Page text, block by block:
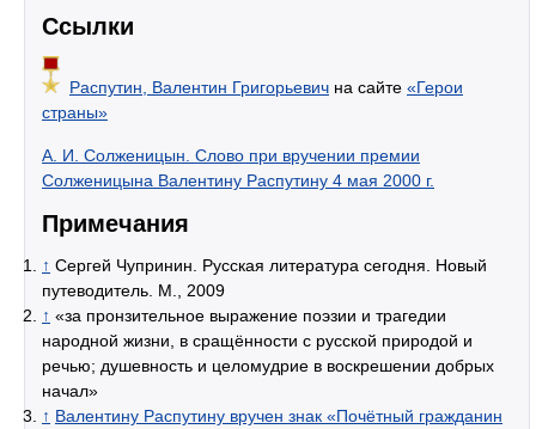
Ссылки
Распутин, Валентин Григорьевич на сайте «Герои
страны»
А. И. Солженицын. Слово при вручении премии
Солженицына Валентину Распутину 4 мая 2000 г.
Примечания
↑ Сергей Чупринин. Русская литература сегодня. Новый
путеводитель. М., 2009
↑ «за пронзительное выражение поэзии и трагедии
народной жизни, в сращённости с русской природой и
речью; душевность и целомудрие в воскрешении добрых
начал»
↑ Валентину Распутину вручен знак «Почётный гражданин